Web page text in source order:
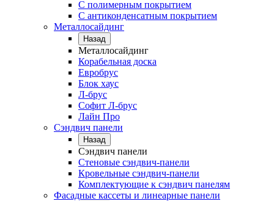
С полимерным покрытием
С антиконденсатным покрытием
Металлосайдинг
Назад
Металлосайдинг
Корабельная доска
Евробрус
Блок хаус
Л-брус
Софит Л-брус
Лайн Про
Сэндвич панели
Назад
Сэндвич панели
Стеновые сэндвич-панели
Кровельные сэндвич-панели
Комплектующие к сэндвич панелям
Фасадные кассеты и линеарные панели